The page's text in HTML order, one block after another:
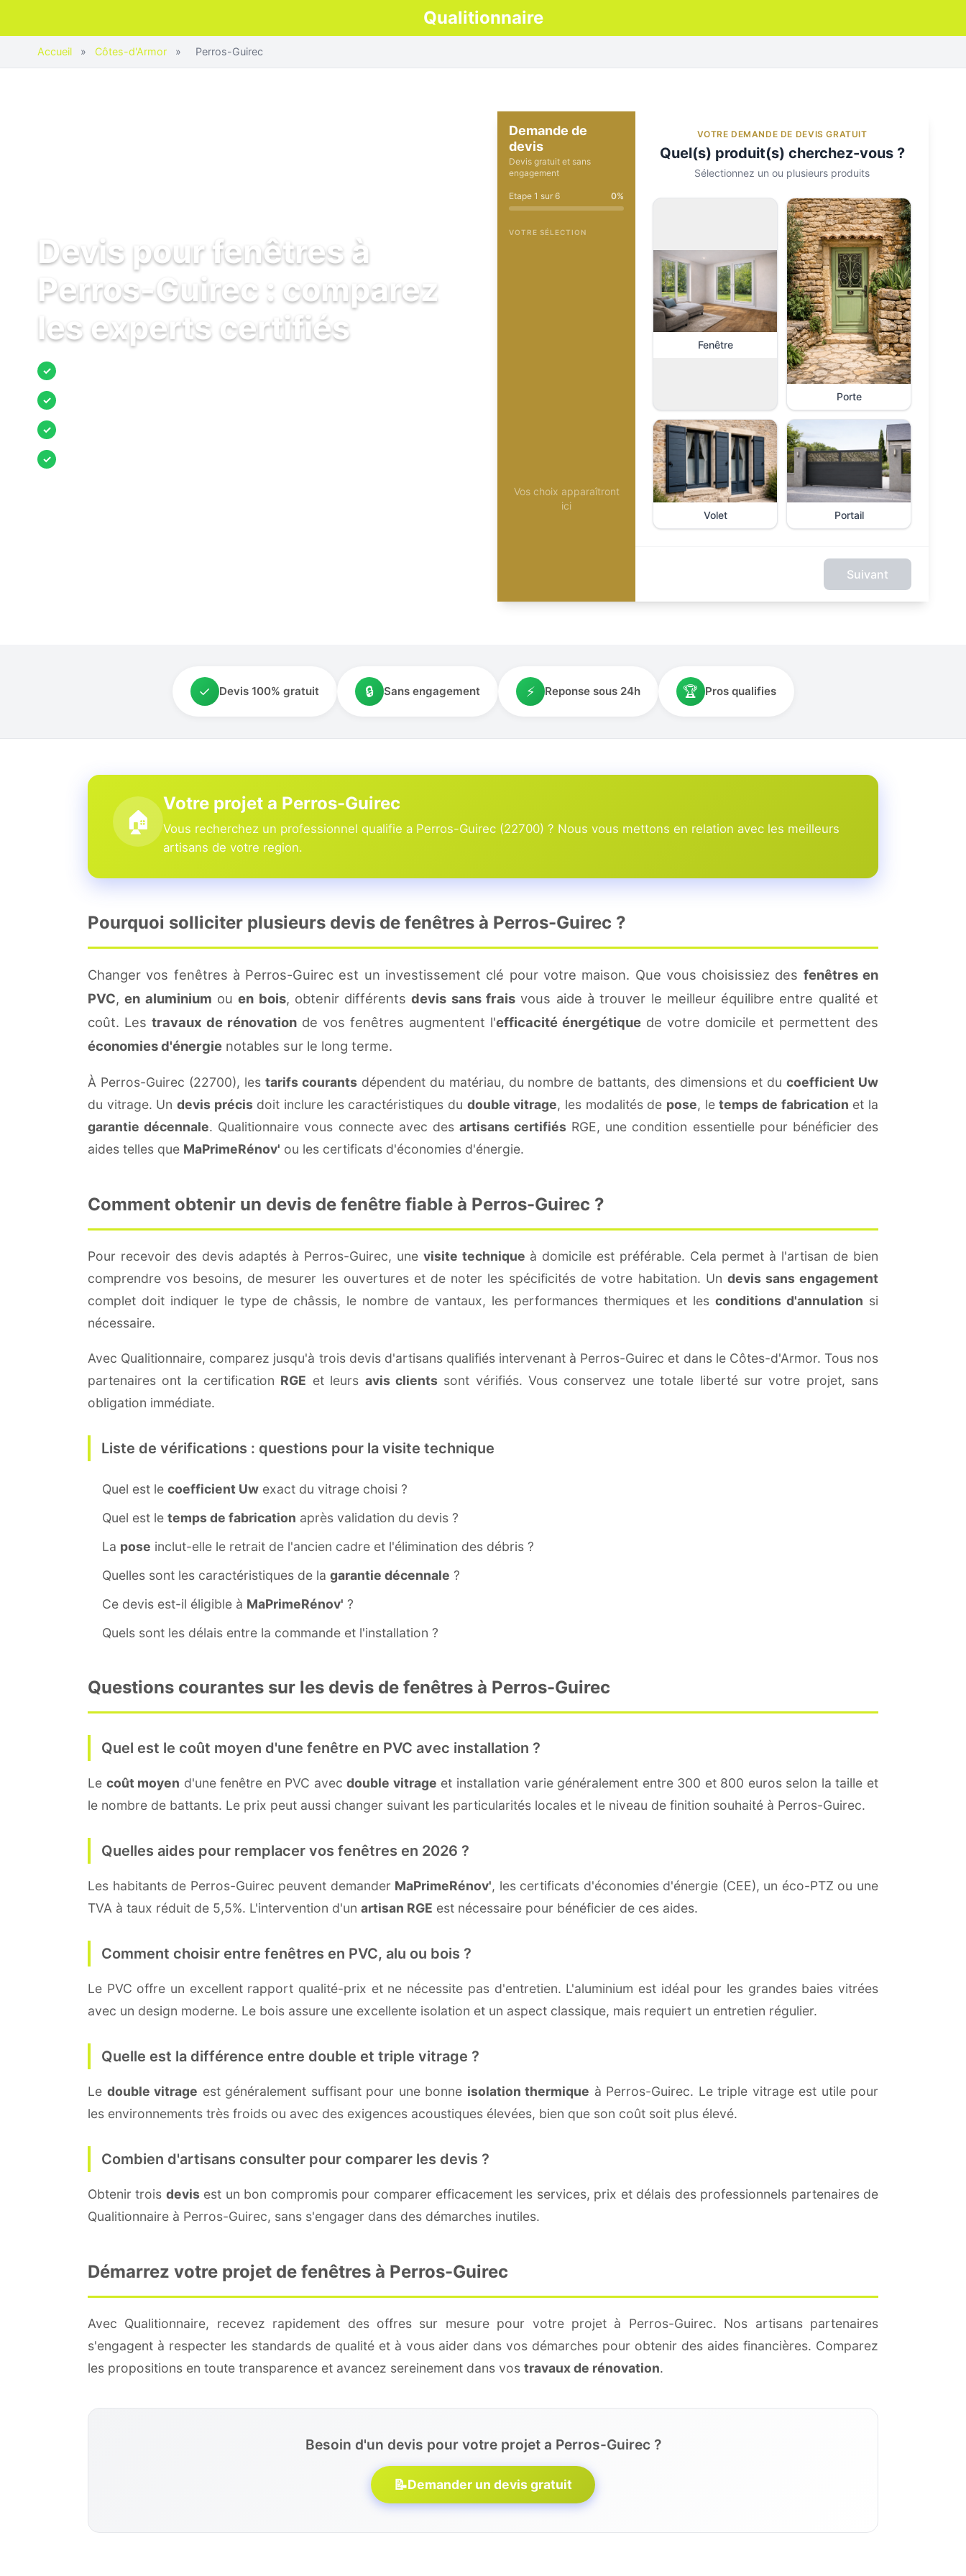
Qualitionnaire
Accueil » Côtes-d'Armor » Perros-Guirec
Devis pour fenêtres à
Perros-Guirec : comparez
les experts certifiés
✓
✓
✓
✓
Demande de
devis
Devis gratuit et sans
engagement
Etape 1 sur 6 0%
VOTRE SÉLECTION
Vos choix apparaîtront
ici
VOTRE DEMANDE DE DEVIS GRATUIT
Quel(s) produit(s) cherchez-vous ?
Sélectionnez un ou plusieurs produits
Fenêtre
Porte
Volet Portail
Suivant
✓ Devis 100% gratuit 🔒 Sans engagement ⚡ Reponse sous 24h 🏆 Pros qualifies
🏠
Votre projet a Perros-Guirec
Vous recherchez un professionnel qualifie a Perros-Guirec (22700) ? Nous vous mettons en relation avec les meilleurs
artisans de votre region.
Pourquoi solliciter plusieurs devis de fenêtres à Perros-Guirec ?
Changer vos fenêtres à Perros-Guirec est un investissement clé pour votre maison. Que vous choisissiez des fenêtres en
PVC,en aluminium ouen bois, obtenir différentsdevis sans frais vous aide à trouver le meilleur équilibre entre qualité et
coût. Les travaux de rénovation de vos fenêtres augmentent l'efficacité énergétique de votre domicile et permettent des
économies d'énergie notables sur le long terme.
À Perros-Guirec (22700), les tarifs courantsdépendent du matériau, du nombre de battants, des dimensions et ducoefficient Uw
du vitrage. Un devis précisdoit inclure les caractéristiques du double vitrage, les modalités de pose, letemps de fabrication et la
garantie décennale. Qualitionnaire vous connecte avec des artisans certifiés RGE, une condition essentielle pour bénéficier des
aides telles que MaPrimeRénov' ou les certificats d'économies d'énergie.
Comment obtenir un devis de fenêtre fiable à Perros-Guirec ?
Pour recevoir des devis adaptés à Perros-Guirec, une visite technique à domicile est préférable. Cela permet à l'artisan de bien
comprendre vos besoins, de mesurer les ouvertures et de noter les spécificités de votre habitation. Un devis sans engagement
complet doit indiquer le type de châssis, le nombre de vantaux, les performances thermiques et les conditions d'annulation si
nécessaire.
Avec Qualitionnaire, comparez jusqu'à trois devis d'artisans qualifiés intervenant à Perros-Guirec et dans le Côtes-d'Armor. Tous nos
partenaires ont la certification RGE et leurs avis clientssont vérifiés. Vous conservez une totale liberté sur votre projet, sans
obligation immédiate.
Liste de vérifications : questions pour la visite technique
Quel est le coefficient Uw exact du vitrage choisi ?
Quel est le temps de fabrication après validation du devis ?
La pose inclut-elle le retrait de l'ancien cadre et l'élimination des débris ?
Quelles sont les caractéristiques de la garantie décennale ?
Ce devis est-il éligible à MaPrimeRénov' ?
Quels sont les délais entre la commande et l'installation ?
Questions courantes sur les devis de fenêtres à Perros-Guirec
Quel est le coût moyen d'une fenêtre en PVC avec installation ?
Le coût moyen d'une fenêtre en PVC avecdouble vitrage et installation varie généralement entre 300 et 800 euros selon la taille et
le nombre de battants. Le prix peut aussi changer suivant les particularités locales et le niveau de finition souhaité à Perros-Guirec.
Quelles aides pour remplacer vos fenêtres en 2026 ?
Les habitants de Perros-Guirec peuvent demander MaPrimeRénov', les certificats d'économies d'énergie (CEE), un éco-PTZ ou une
TVA à taux réduit de 5,5%. L'intervention d'un artisan RGE est nécessaire pour bénéficier de ces aides.
Comment choisir entre fenêtres en PVC, alu ou bois ?
Le PVC offre un excellent rapport qualité-prix et ne nécessite pas d'entretien. L'aluminium est idéal pour les grandes baies vitrées
avec un design moderne. Le bois assure une excellente isolation et un aspect classique, mais requiert un entretien régulier.
Quelle est la différence entre double et triple vitrage ?
Le double vitrage est généralement suffisant pour une bonne isolation thermique à Perros-Guirec. Le triple vitrage est utile pour
les environnements très froids ou avec des exigences acoustiques élevées, bien que son coût soit plus élevé.
Combien d'artisans consulter pour comparer les devis ?
Obtenir trois devisest un bon compromis pour comparer efficacement les services, prix et délais des professionnels partenaires de
Qualitionnaire à Perros-Guirec, sans s'engager dans des démarches inutiles.
Démarrez votre projet de fenêtres à Perros-Guirec
Avec Qualitionnaire, recevez rapidement des offres sur mesure pour votre projet à Perros-Guirec. Nos artisans partenaires
s'engagent à respecter les standards de qualité et à vous aider dans vos démarches pour obtenir des aides financières. Comparez
les propositions en toute transparence et avancez sereinement dans vos travaux de rénovation.
Besoin d'un devis pour votre projet a Perros-Guirec ?
📝Demander un devis gratuit